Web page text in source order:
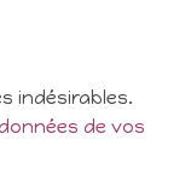
indésirables.
de vos